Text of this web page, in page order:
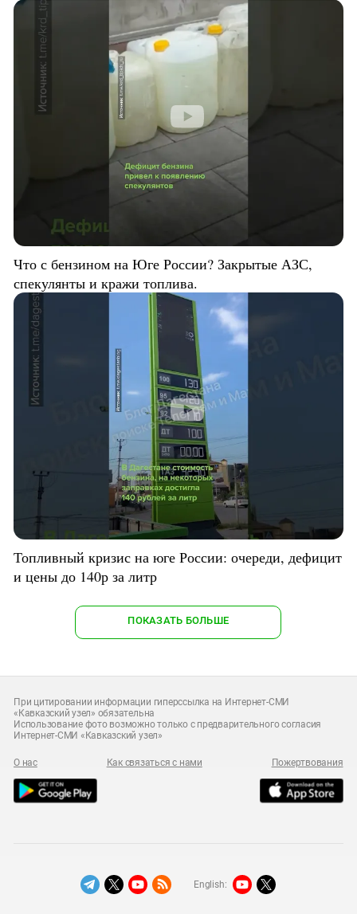
Что с бензином на Юге России? Закрытые АЗС,
спекулянты и кражи топлива.
Топливный кризис на юге России: очереди, дефицит
и цены до 140р за литр
ПОКАЗАТЬ БОЛЬШЕ
При цитировании информации гиперссылка на Интернет-СМИ
«Кавказский узел» обязательна
Использование фото возможно только с предварительного согласия
Интернет-СМИ «Кавказский узел»
О нас Как связаться с нами Пожертвования
English: